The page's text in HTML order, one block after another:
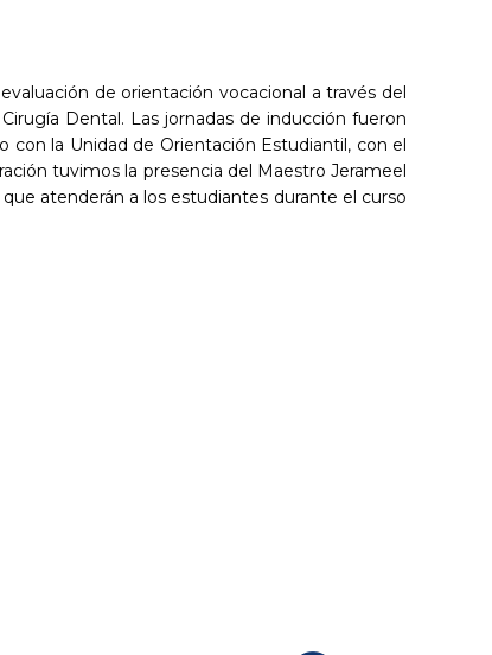
de orientación vocacional a través del
Dental. Las jornadas de inducción fueron
la Unidad de Orientación Estudiantil, con el
tuvimos la presencia del Maestro Jerameel
atenderán a los estudiantes durante el curso